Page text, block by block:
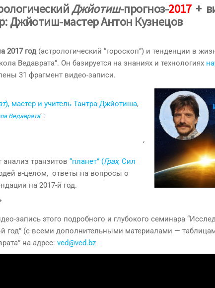
Джйотиш-прогноз-2017+
Джйотиш-мастер Антон Кузнецов
2017 год(астрологический “гороскоп”) и тенденции в
Ведаврата”. Он базируется на знаниях и технологиях
31 фрагмент видео-записи.
), мастер и учитель Тантра-Джйотиша,
Ведаврата‘ :
‘
анализ транзитов “планет” (Грах, Сил
в-целом, ответы на вопросы о
на 2017-й год.
запись этого подробного и глубокого семинара
год” (с всеми дополнительными материалами —
на адрес: ved@ved.bz